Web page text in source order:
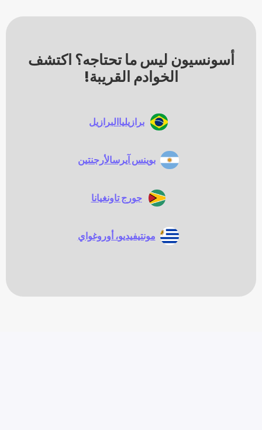
ليس ما تحتاجه؟ اكتشف
الخوادم القريبة!
البرازيل
بوينس آيرسالأرجنتين
غيانا
، أوروغواي